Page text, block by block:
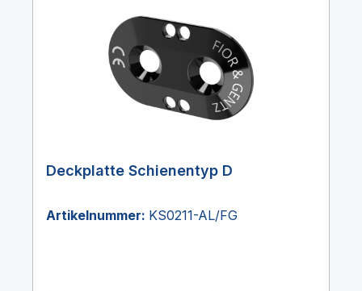
Deckplatte Schienentyp D
Artikelnummer: KS0211-AL/FG